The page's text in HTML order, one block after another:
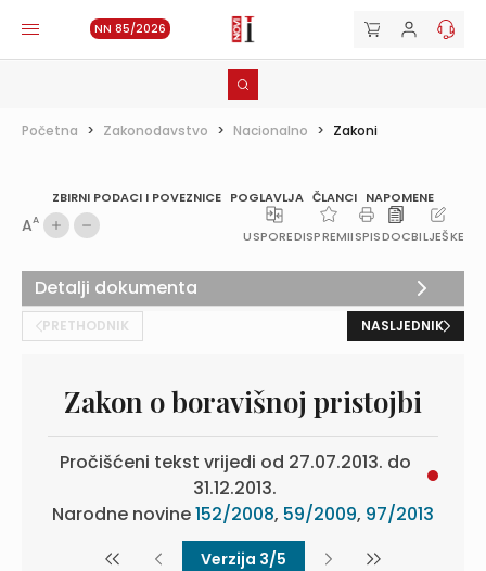
NN 85/2026
Početna > Zakonodavstvo > Nacionalno > Zakoni
ZBIRNI PODACI I POVEZNICE POGLAVLJA ČLANCI NAPOMENE
AA
USPOREDISPREMIISPISDOCBILJEŠKE
PRETHODNIK NASLJEDNIK
Zakon o boravišnoj pristojbi
Pročišćeni tekst vrijedi od 27.07.2013. do
31.12.2013.
Narodne novine152/2008, 59/2009, 97/2013
Verzija 3/5
Detalji dokumenta